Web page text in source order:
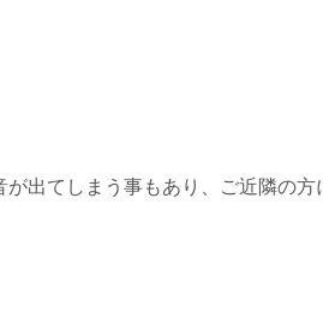
出てしまう事もあり、ご近隣の方